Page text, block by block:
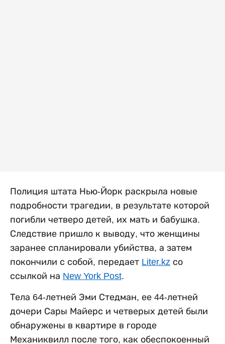
Полиция штата Нью-Йорк раскрыла новые
подробности трагедии, в результате которой
погибли четверо детей, их мать и бабушка.
Следствие пришло к выводу, что женщины
заранее спланировали убийства, а затем
покончили с собой, передает Liter.kz со
ссылкой на New York Post.
Тела 64-летней Эми Стедман, ее 44-летней
дочери Сары Майерс и четверых детей были
обнаружены в квартире в городе
Механиквилл после того, как обеспокоенный